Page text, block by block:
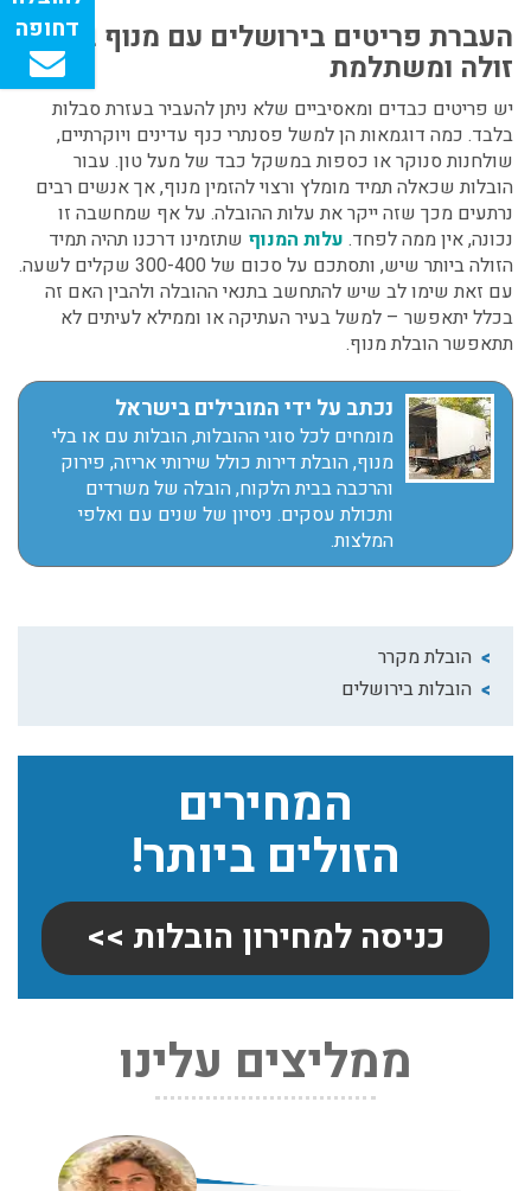
הובלת מקרר
הובלות בירושלים
המחירים
הזולים ביותר!
כניסה למחירון הובלות >>
ממליצים עלינו
לפני שמתבצעת ההובלה צריכים לדאוג לארוז את הכל כמו
שצריך! פורטל המובילים בישראל מציע לכם שירותי אריזה
העברת פריטים בירושלים עם מנוף בעלות
זולה ומשתלמת
יש פריטים כבדים ומאסיביים שלא ניתן להעביר בעזרת סבלות
בלבד. כמה דוגמאות הן למשל פסנתרי כנף עדינים ויוקרתיים,
שולחנות סנוקר או כספות במשקל כבד של מעל טון. עבור
הובלות שכאלה תמיד מומלץ ורצוי להזמין מנוף, אך אנשים רבים
נרתעים מכך שזה ייקר את עלות ההובלה. על אף שמחשבה זו
נכונה, אין ממה לפחד. עלות המנוף שתזמינו דרכנו תהיה תמיד
הזולה ביותר שיש, ותסתכם על סכום של 300-
400 שקלים לשעה.
עם זאת שימו לב שיש להתחשב בתנאי ההובלה ולהבין האם זה
בכלל יתאפשר – למשל בעיר העתיקה או וממילא לעיתים לא
תתאפשר הובלת מנוף.
נכתב על ידי המובילים בישראל
מומחים לכל סוגי ההובלות, הובלות עם או בלי
מנוף, הובלת דירות כולל שירותי אריזה, פירוק
והרכבה בבית הלקוח, הובלה של משרדים
ותכולת עסקים. ניסיון של שנים עם ואלפי
המלצות.